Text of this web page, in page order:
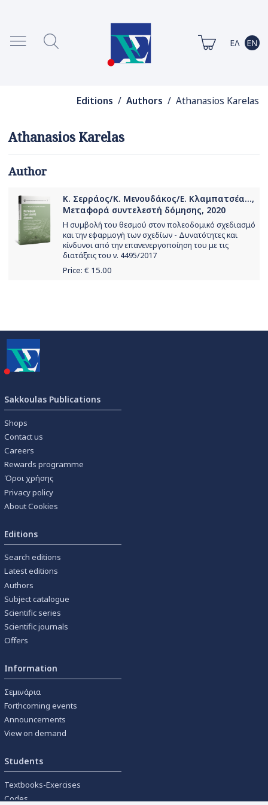
Editions / Authors / Athanasios Karelas
Athanasios Karelas
Author
Κ. Σερράος/Κ. Μενουδάκος/Ε. Κλαμπατσέα...,
Μεταφορά συντελεστή δόμησης, 2020
Η συμβολή του θεσμού στον πολεοδομικό σχεδιασμό
και την εφαρμογή των σχεδίων - Δυνατότητες και
κίνδυνοι από την επανενεργοποίηση του με τις
διατάξεις του ν. 4495/2017
Price: € 15.00
Sakkoulas Publications
Shops
Contact us
Careers
Rewards programme
Όροι χρήσης
Privacy policy
About Cookies
Editions
Search editions
Latest editions
Authors
Subject catalogue
Scientific series
Scientific journals
Offers
Information
Σεμινάρια
Forthcoming events
Announcements
View on demand
Students
Textbooks-Exercises
Codes